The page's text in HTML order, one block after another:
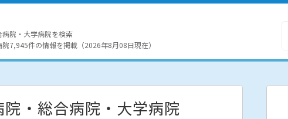
院・大学病院を検索
7,945件の情報を掲載（2026年8月08日現在）
院・総合病院・大学病院